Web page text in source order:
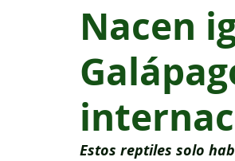
Nacen
Estos reptiles solo